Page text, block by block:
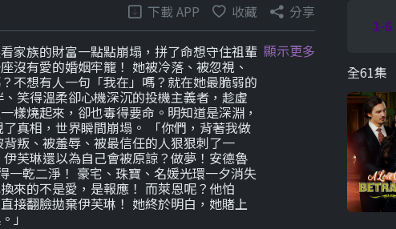
下載 APP 收藏 分享
家族的財富一點點崩塌，拼了命想守住祖輩
沒有愛的婚姻牢籠！ 她被冷落、被忽視、
想有人一句「我在」嗎？就在她最脆弱的
笑得溫柔卻心機深沉的投機主義者，趁虛
樣燒起來，卻也毒得要命。明知道是深淵，
真相，世界瞬間崩塌。 「你們，背著我做
叛、被羞辱、被最信任的人狠狠刺了一
芙琳還以為自己會被原諒？做夢！安德魯
乾二淨！ 豪宅、珠寶、名媛光環一夕消失
來的不是愛，是報應！ 而萊恩呢？他怕
接翻臉拋棄伊芙琳！ 她終於明白，她賭上
」
顯示更多
1-6
全61集